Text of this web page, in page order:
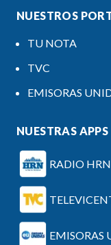
NUESTROS
TU NOTA
TVC
EMISORAS
NUESTRAS APPS
RADIO HRN
EMISORAS